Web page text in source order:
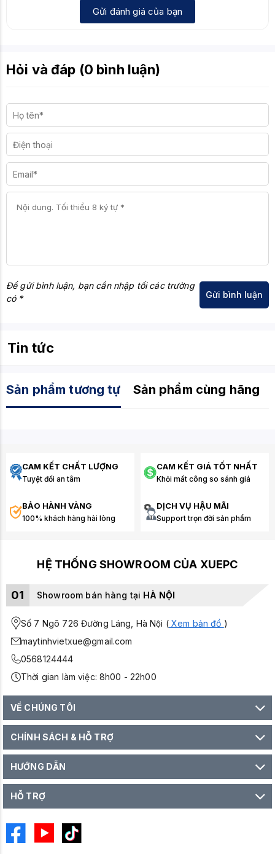
Gửi đánh giá của bạn
Hỏi và đáp (0 bình luận)
Để gửi bình luận, bạn cần nhập tối các trường
có *
Tin tức
Sản phẩm tương tự Sản phẩm cùng hãng
CAM KẾT CHẤT LƯỢNG
Tuyệt đối an tâm
CAM KẾT GIÁ TỐT NHẤT
Khỏi mất công so sánh giá
BẢO HÀNH VÀNG
100% khách hàng hài lòng
DỊCH VỤ HẬU MÃI
Support trọn đời sản phẩm
HỆ THỐNG SHOWROOM CỦA XUEPC
01 Showroom bán hàng tại HÀ NỘI
Số 7 Ngõ 726 Đường Láng, Hà Nội (Xem bản đồ )
maytinhvietxue@gmail.com
0568124444
Thời gian làm việc: 8h00 - 22h00
VỀ CHÚNG TÔI
CHÍNH SÁCH & HỖ TRỢ
HƯỚNG DẪN
HỖ TRỢ